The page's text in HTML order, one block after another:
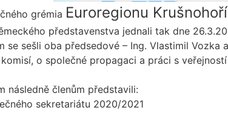
grémia Euroregionu Krušnohoří
představenstva jednali tak dne
se sešli oba předsedové – Ing. Vlastimil
o společné propagaci a práci s
následně členům představili:
sekretariátu 2020/2021